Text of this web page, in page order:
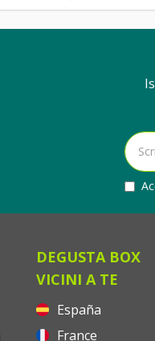
DEGUSTA BOX
VICINI A TE
España
France